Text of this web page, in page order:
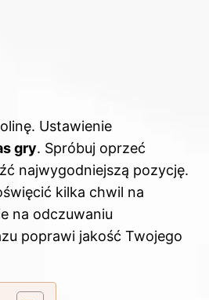
Ustawienie
gry. Spróbuj oprzeć
najwygodniejszą pozycję.
kilka chwil na
na odczuwaniu
poprawi jakość Twojego